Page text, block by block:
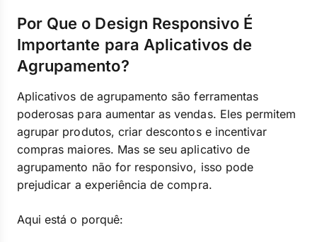
Por Que o Design Responsivo É
Importante para Aplicativos de
Agrupamento?
Aplicativos de agrupamento são ferramentas
poderosas para aumentar as vendas. Eles permitem
agrupar produtos, criar descontos e incentivar
compras maiores. Mas se seu aplicativo de
agrupamento não for responsivo, isso pode
prejudicar a experiência de compra.
Aqui está o porquê: